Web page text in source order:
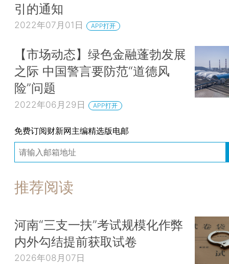
引的通知
2022年07月01日 APP打开
【市场动态】绿色金融蓬勃发展
之际 中国警言要防范“道德风
险”问题
2022年06月29日 APP打开
免费订阅财新网主编精选版电邮
推荐阅读
河南“三支一扶”考试规模化作弊
内外勾结提前获取试卷
2026年08月07日